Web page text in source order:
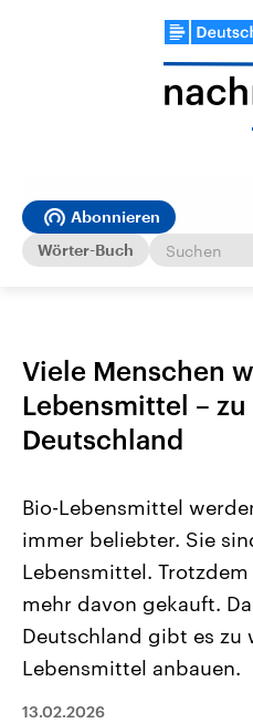
Abonnieren
Wörter-Buch
Viele Menschen
Lebensmittel –
Deutschland
Bio-Lebensmittel
immer beliebter. Sie
Lebensmittel.
mehr davon gekauft.
Deutschland gibt es zu
Lebensmittel anbauen.
13.02.2026